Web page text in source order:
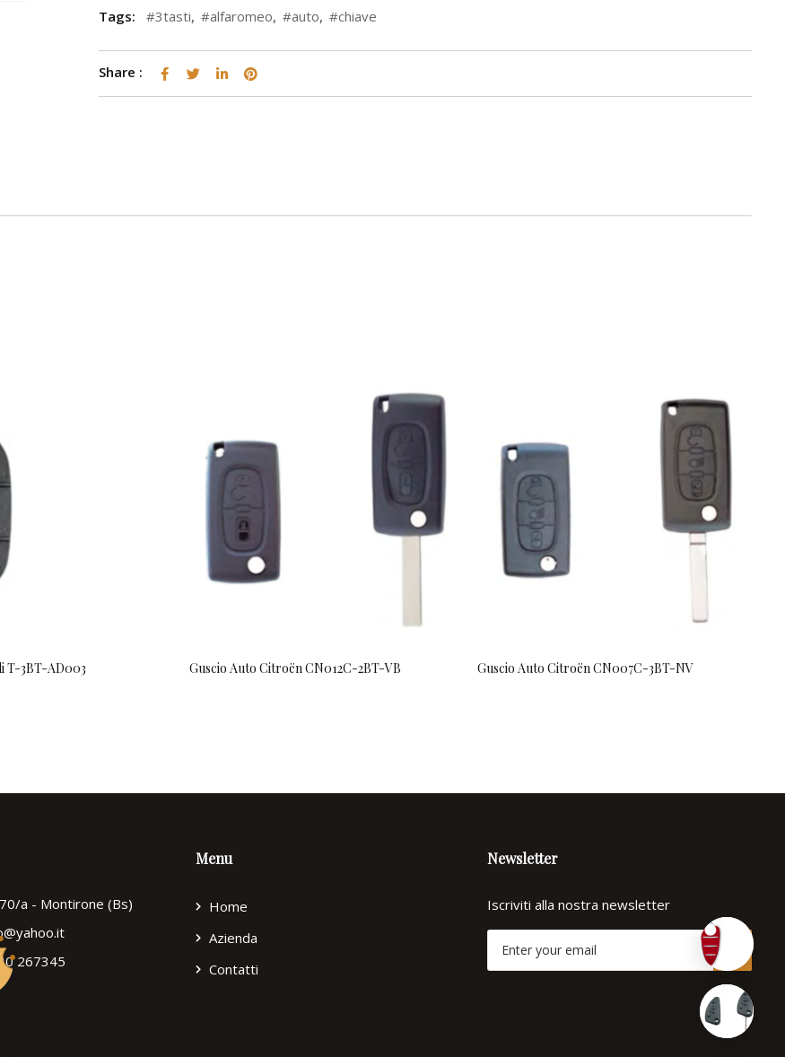
Tags:
#3tasti, #alfaromeo, #auto, #chiave
Share :
T-3BT-AD003 Guscio Auto Citroën CN012C-2BT-VB Guscio Auto Citroën CN007C-3BT-NV
a - Montirone (Bs)
267345
Menu
Home
Azienda
Contatti
Newsletter
Iscriviti alla nostra newsletter